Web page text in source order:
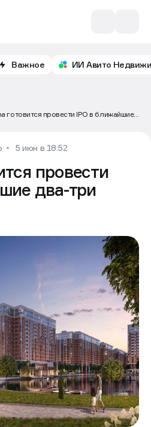
Важное ИИ Авито
готовится провести IPO в ближайшие
5 июн в 18:52
провести
два-три